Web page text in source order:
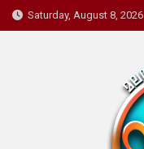
Skip
to
Saturday, August 8, 2026